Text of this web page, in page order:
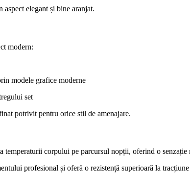
aspect elegant și bine aranjat.
modern:
modele grafice moderne
set
potrivit pentru orice stil de amenajare.
temperaturii corpului pe parcursul nopții, oferind o senzație
profesional și oferă o rezistență superioară la